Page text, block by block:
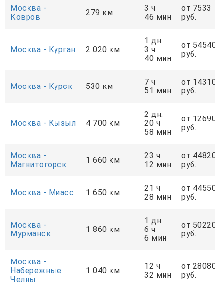
Москва -
Ковров
279 км
3 ч
46 мин
от 7533
руб.
Москва - Курган 2 020 км
1 дн.
3 ч
40 мин
от 54540
руб.
Москва - Курск 530 км
7 ч
51 мин
от 14310
руб.
Москва - Кызыл 4 700 км
2 дн.
20 ч
58 мин
от
руб.
Москва -
Магнитогорск
1 660 км
23 ч
12 мин
от 44820
руб.
Москва - Миасс 1 650 км
21 ч
28 мин
от 44550
руб.
Москва -
Мурманск
1 860 км
1 дн.
6 ч
6 мин
от 50220
руб.
Москва -
Набережные
Челны
1 040 км
12 ч
32 мин
от 28080
руб.